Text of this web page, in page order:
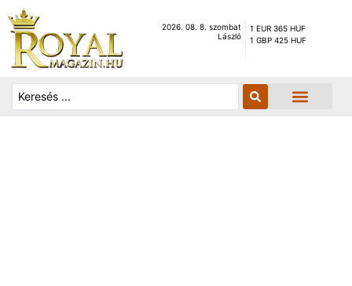
2026. 08. 8. szombat
László
1 EUR 365 HUF
1 GBP 425 HUF